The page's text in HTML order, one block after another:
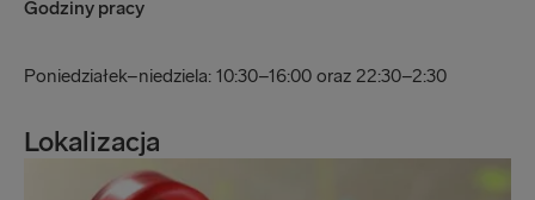
Godziny pracy
Poniedziałek–niedziela: 10:30–16:00 oraz 22:30–2:30
Lokalizacja